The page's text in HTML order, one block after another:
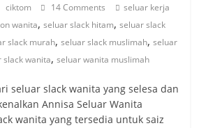
ciktom 14 Comments
seluar kerja
wanita,seluar slack hitam,seluar slack
slack murah,seluar slack muslimah,seluar
slack wanita,seluar wanita muslimah
seluar slack wanita yang selesa dan
Annisa Seluar Wanita
wanita yang tersedia untuk saiz